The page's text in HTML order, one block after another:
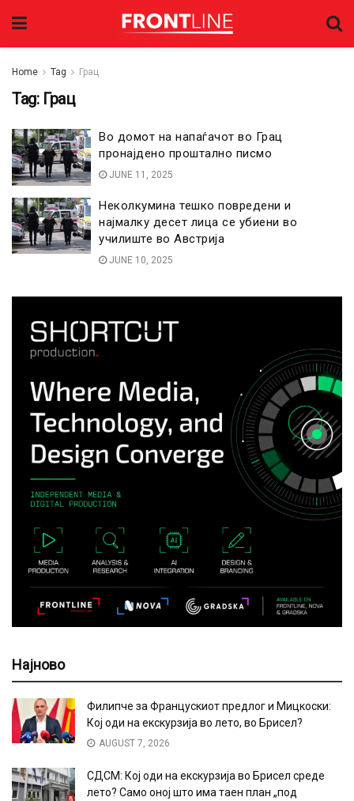
Home Tag Грац
Tag: Грац
Во домот на напаѓачот во Грац
пронајдено проштално писмо
JUNE 11, 2025
Неколкумина тешко повредени и
најмалку десет лица се убиени во
училиште во Австрија
JUNE 10, 2025
Најново
Филипче за Францускиот предлог и Мицкоски:
Кој оди на екскурзија во лето, во Брисел?
AUGUST 7, 2026
СДСМ: Кој оди на екскурзија во Брисел среде
лето? Само оној што има таен план „под